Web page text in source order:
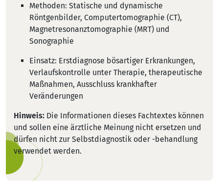
Methoden: Statische und dynamische
Röntgenbilder, Computertomographie (CT),
Magnetresonanztomographie (MRT) und
Sonographie
Einsatz: Erstdiagnose bösartiger Erkrankungen,
Verlaufskontrolle unter Therapie, therapeutische
Maßnahmen, Ausschluss krankhafter
Veränderungen
Hinweis: Die Informationen dieses Fachtextes können
und sollen eine ärztliche Meinung nicht ersetzen und
dürfen nicht zur Selbstdiagnostik oder -behandlung
verwendet werden.